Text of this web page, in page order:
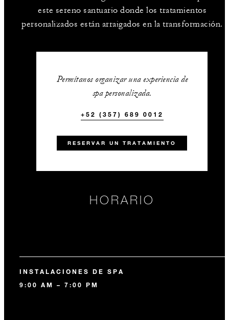
este sereno santuario donde los tratamientos
personalizados están arraigados en la transformación.
Permítanos organizar una experiencia de
spa personalizada.
+52 (357) 689 0012
RESERVAR UN TRATAMIENTO
HORARIO
INSTALACIONES DE SPA
9:00 AM – 7:00 PM